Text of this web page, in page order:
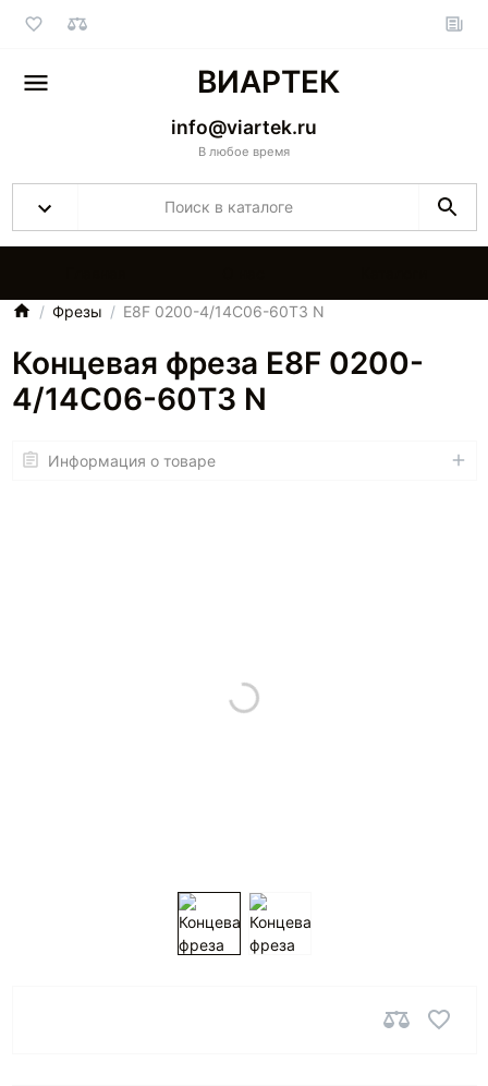
ВИАРТЕК
info@viartek.ru
В любое время
Фрезы E8F 0200-4/14C06-60T3 N
Концевая фреза E8F 0200-
4/14C06-60T3 N
Информация о товаре